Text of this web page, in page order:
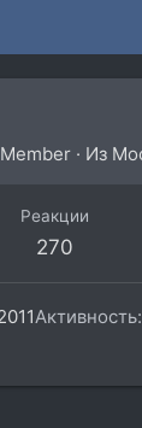
· Из
Реакции
270
Активность